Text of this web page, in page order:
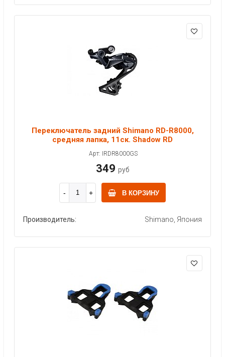
Переключатель задний Shimano RD-R8000,
средняя лапка, 11ск. Shadow RD
Арт: IRDR8000GS
349 руб
В КОРЗИНУ
Производитель: Shimano, Япония